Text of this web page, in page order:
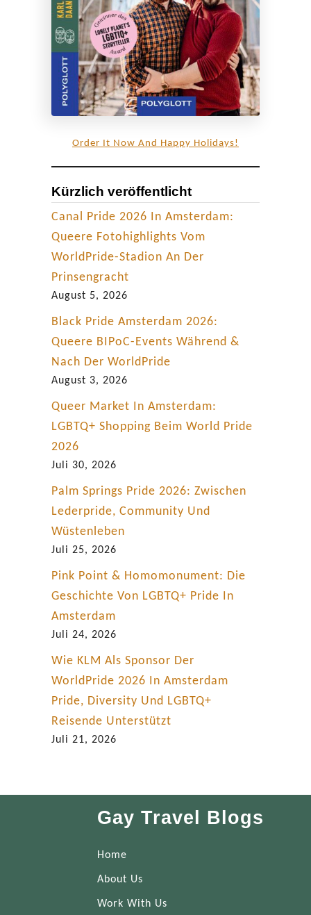
Order It Now And Happy Holidays!
Kürzlich veröffentlicht
Canal Pride 2026 In Amsterdam:
Queere Fotohighlights Vom
WorldPride-Stadion An Der
Prinsengracht
August 5, 2026
Black Pride Amsterdam 2026:
Queere BIPoC-Events Während &
Nach Der WorldPride
August 3, 2026
Queer Market In Amsterdam:
LGBTQ+ Shopping Beim World Pride
2026
Juli 30, 2026
Palm Springs Pride 2026: Zwischen
Lederpride, Community Und
Wüstenleben
Juli 25, 2026
Pink Point & Homomonument: Die
Geschichte Von LGBTQ+ Pride In
Amsterdam
Juli 24, 2026
Wie KLM Als Sponsor Der
WorldPride 2026 In Amsterdam
Pride, Diversity Und LGBTQ+
Reisende Unterstützt
Juli 21, 2026
Gay Travel Blogs
Home
About Us
Work With Us